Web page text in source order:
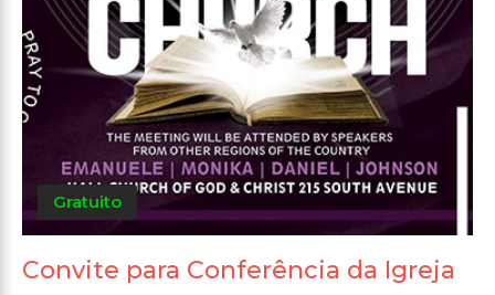
Gratuito
Convite para Conferência da Igreja